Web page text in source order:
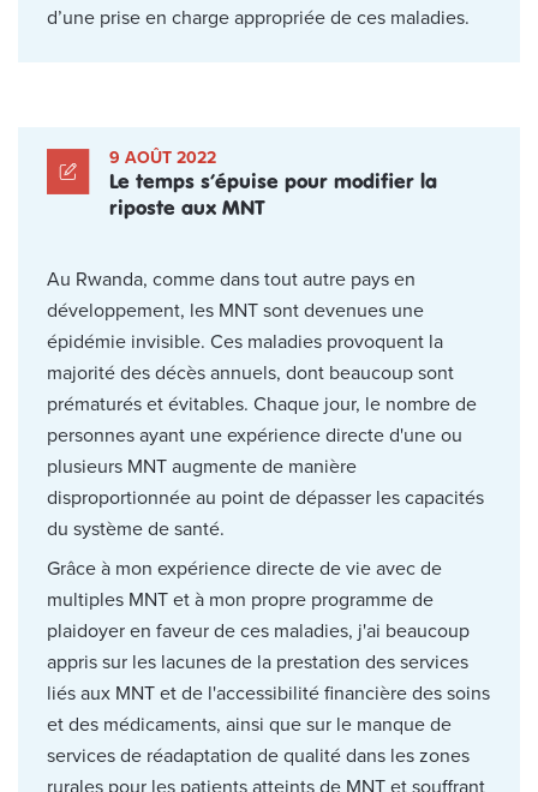
d’une prise en charge appropriée de ces maladies.
9 AOÛT 2022
Le temps s’épuise pour modifier la
riposte aux MNT
Au Rwanda, comme dans tout autre pays en
développement, les MNT sont devenues une
épidémie invisible. Ces maladies provoquent la
majorité des décès annuels, dont beaucoup sont
prématurés et évitables. Chaque jour, le nombre de
personnes ayant une expérience directe d'une ou
plusieurs MNT augmente de manière
disproportionnée au point de dépasser les capacités
du système de santé.
Grâce à mon expérience directe de vie avec de
multiples MNT et à mon propre programme de
plaidoyer en faveur de ces maladies, j'ai beaucoup
appris sur les lacunes de la prestation des services
liés aux MNT et de l'accessibilité financière des soins
et des médicaments, ainsi que sur le manque de
services de réadaptation de qualité dans les zones
rurales pour les patients atteints de MNT et souffrant